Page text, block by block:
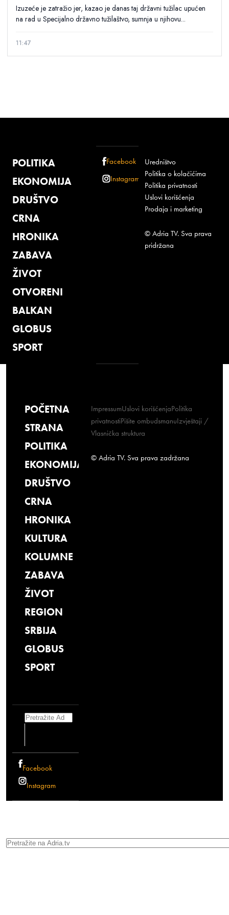
Izuzeće je zatražio jer, kazao je danas taj državni tužilac upućen
na rad u Specijalno državno tužilaštvo, sumnja u njihovu...
11:47
POLITIKA
EKONOMIJA
DRUŠTVO
CRNA
HRONIKA
ZABAVA
ŽIVOT
OTVORENI
BALKAN
GLOBUS
SPORT
Facebook
Instagram
Uredništvo
Politika o kolačićima
Politika privatnosti
Uslovi korišćenja
Prodaja i marketing
© Adria TV. Sva prava
pridržana
POČETNA
STRANA
POLITIKA
EKONOMIJA
DRUŠTVO
CRNA
HRONIKA
KULTURA
KOLUMNE
ZABAVA
ŽIVOT
REGION
SRBIJA
GLOBUS
SPORT
Search
Facebook
Instagram
ImpressumUslovi korišćenjaPolitika
privatnostiPišite ombudsmanuIzvještaji /
Vlasnička struktura
© Adria TV. Sva prava zadržana
Search